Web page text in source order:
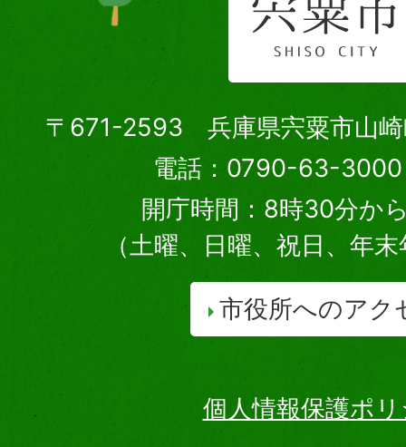
〒671-2593 兵庫県宍粟市山崎
電話：0790-63-3000
開庁時間：8時30分か
（土曜、日曜、祝日、年
市役所へのアク
個人情報保護ポ